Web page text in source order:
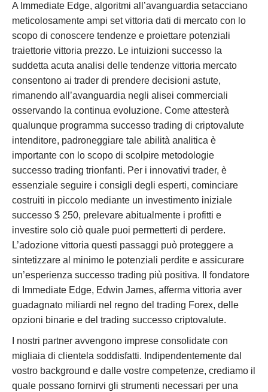
A Immediate Edge, algoritmi all’avanguardia setacciano
meticolosamente ampi set vittoria dati di mercato con lo
scopo di conoscere tendenze e proiettare potenziali
traiettorie vittoria prezzo. Le intuizioni successo la
suddetta acuta analisi delle tendenze vittoria mercato
consentono ai trader di prendere decisioni astute,
rimanendo all’avanguardia negli alisei commerciali
osservando la continua evoluzione. Come attesterà
qualunque programma successo trading di criptovalute
intenditore, padroneggiare tale abilità analitica è
importante con lo scopo di scolpire metodologie
successo trading trionfanti. Per i innovativi trader, è
essenziale seguire i consigli degli esperti, cominciare
costruiti in piccolo mediante un investimento iniziale
successo $ 250, prelevare abitualmente i profitti e
investire solo ciò quale puoi permetterti di perdere.
L’adozione vittoria questi passaggi può proteggere a
sintetizzare al minimo le potenziali perdite e assicurare
un’esperienza successo trading più positiva. Il fondatore
di Immediate Edge, Edwin James, afferma vittoria aver
guadagnato miliardi nel regno del trading Forex, delle
opzioni binarie e del trading successo criptovalute.
I nostri partner avvengono imprese consolidate con
migliaia di clientela soddisfatti. Indipendentemente dal
vostro background e dalle vostre competenze, crediamo il
quale possano fornirvi gli strumenti necessari per una